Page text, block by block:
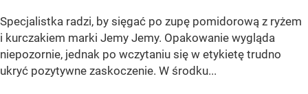
Specjalistka radzi, by sięgać po zupę pomidorową z ryżem
i kurczakiem marki Jemy Jemy. Opakowanie wygląda
niepozornie, jednak po wczytaniu się w etykietę trudno
ukryć pozytywne zaskoczenie. W środku...